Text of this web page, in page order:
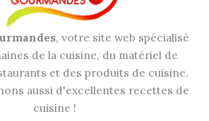
, votre site web spécialisé
de la cuisine, du matériel de
et des produits de cuisine.
aussi d'excellentes recettes de
cuisine !